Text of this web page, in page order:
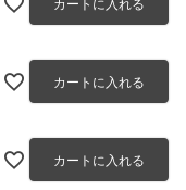
カートに入れる
カートに入れる
カートに入れる